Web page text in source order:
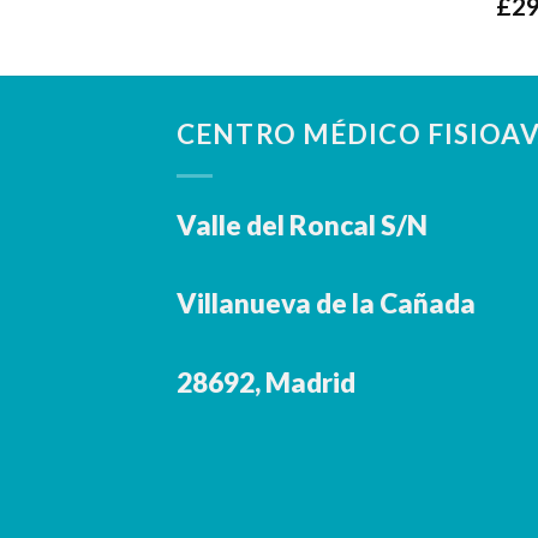
CENTRO MÉDICO
Valle del Roncal S/N
Villanueva de la Cañada
28692, Madrid